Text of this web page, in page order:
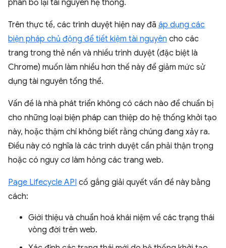
phân bổ lại tài nguyên hệ thống.
Trên thực tế, các trình duyệt hiện nay đã áp dụng các
biện pháp chủ động để tiết kiệm tài nguyên cho các
trang trong thẻ nền và nhiều trình duyệt (đặc biệt là
Chrome) muốn làm nhiều hơn thế này để giảm mức sử
dụng tài nguyên tổng thể.
Vấn đề là nhà phát triển không có cách nào để chuẩn bị
cho những loại biện pháp can thiệp do hệ thống khởi tạo
này, hoặc thậm chí không biết rằng chúng đang xảy ra.
Điều này có nghĩa là các trình duyệt cần phải thận trọng
hoặc có nguy cơ làm hỏng các trang web.
Page Lifecycle API cố gắng giải quyết vấn đề này bằng
cách:
Giới thiệu và chuẩn hoá khái niệm về các trạng thái
vòng đời trên web.